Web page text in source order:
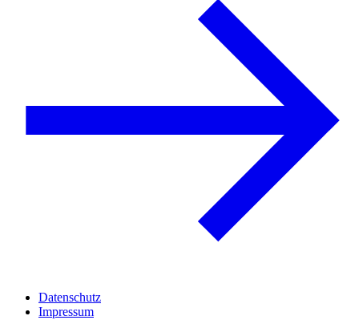
Datenschutz
Impressum